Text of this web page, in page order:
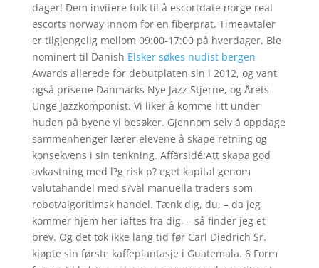
dager! Dem invitere folk til å escortdate norge real
escorts norway innom for en fiberprat. Timeavtaler
er tilgjengelig mellom 09:00-17:00 på hverdager. Ble
nominert til Danish Elsker søkes nudist bergen
Awards allerede for debutplaten sin i 2012, og vant
også prisene Danmarks Nye Jazz Stjerne, og Årets
Unge Jazzkomponist. Vi liker å komme litt under
huden på byene vi besøker. Gjennom selv å oppdage
sammenhenger lærer elevene å skape retning og
konsekvens i sin tenkning. Affärsidé:Att skapa god
avkastning med l?g risk p? eget kapital genom
valutahandel med s?väl manuella traders som
robot/algoritimsk handel. Tænk dig, du, – da jeg
kommer hjem her iaftes fra dig, – så finder jeg et
brev. Og det tok ikke lang tid før Carl Diedrich Sr.
kjøpte sin første kaffeplantasje i Guatemala. 6 Form